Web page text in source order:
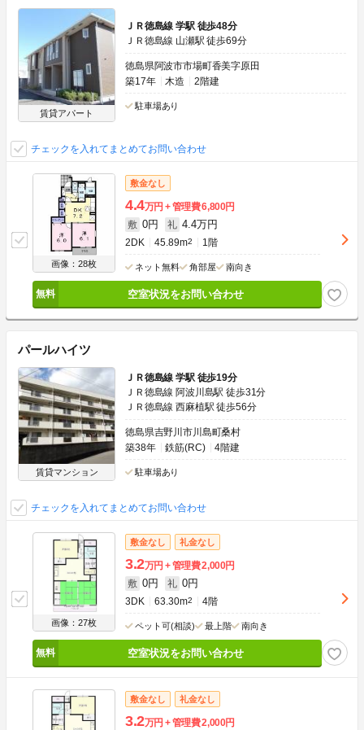
賃貸アパート
ＪＲ徳島線 学駅 徒歩48分
ＪＲ徳島線 山瀬駅 徒歩69分
徳島県阿波市市場町香美字原田
築17年
木造 2階建
駐車場あり
チェックを入れてまとめてお問い合わせ
画像：28枚
敷金なし
4.4万円 管理費6,800円
敷 0円 礼 4.4万円
2DK 45.89m2 1階
ネット無料 角部屋 南向き
空室状況をお問い合わせ
パールハイツ
賃貸マンション
ＪＲ徳島線 学駅 徒歩19分
ＪＲ徳島線 阿波川島駅 徒歩31分
ＪＲ徳島線 西麻植駅 徒歩56分
徳島県吉野川市川島町桑村
築38年
鉄筋(RC) 4階建
駐車場あり
チェックを入れてまとめてお問い合わせ
画像：27枚
敷金なし 礼金なし
3.2万円 管理費2,000円
敷 0円 礼 0円
3DK 63.30m2 4階
ペット可(相談) 最上階 南向き
空室状況をお問い合わせ
敷金なし 礼金なし
3.2万円 管理費2,000円